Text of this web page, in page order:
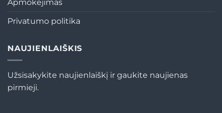
Apmokėjimas
Privatumo politika
NAUJIENLAIŠKIS
Užsisakykite naujienlaiškį ir gaukite naujienas
pirmieji.